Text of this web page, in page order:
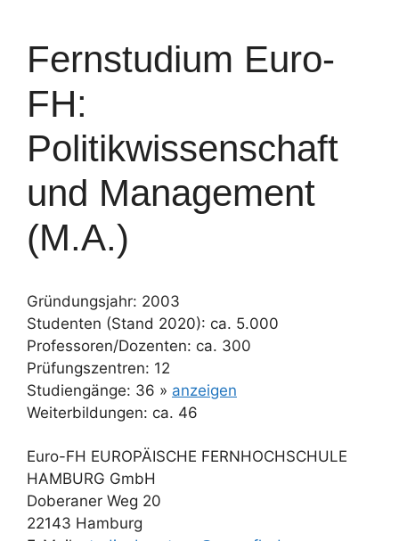
Fernstudium Euro-
FH:
Politikwissenschaft
und Management
(M.A.)
Gründungsjahr: 2003
Studenten (Stand 2020): ca. 5.000
Professoren/Dozenten: ca. 300
Prüfungszentren: 12
Studiengänge: 36 » anzeigen
Weiterbildungen: ca. 46
Euro-FH EUROPÄISCHE FERNHOCHSCHULE
HAMBURG GmbH
Doberaner Weg 20
22143 Hamburg